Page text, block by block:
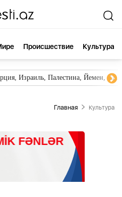
Происшествие Культура
Израиль, Палестина, Йемен,
Главная Культура